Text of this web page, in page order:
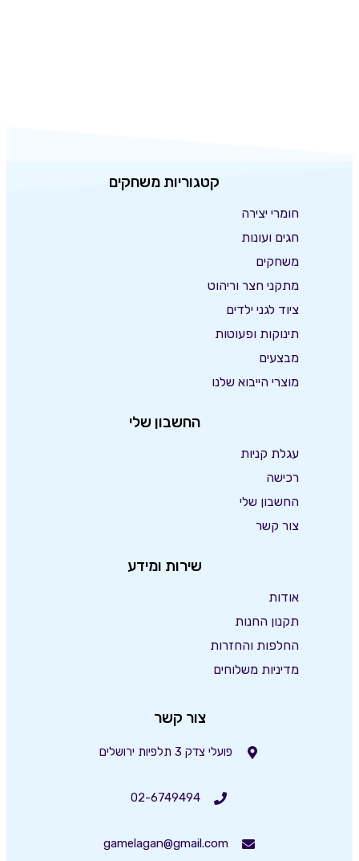
קטגוריות משחקים
חומרי יצירה
חגים ועונות
משחקים
מתקני חצר וריהוט
ציוד לגני ילדים
תינוקות ופעוטות
מבצעים
מוצרי הייבוא שלנו
החשבון שלי
עגלת קניות
רכישה
החשבון שלי
צור קשר
שירות ומידע
אודות
תקנון החנות
החלפות והחזרות
מדיניות משלוחים
צור קשר
פועלי צדק 3 תלפיות ירושלים
02-6749494
gamelagan@gmail.com